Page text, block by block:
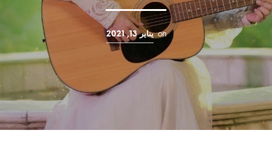
on يناير 13, 2021